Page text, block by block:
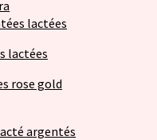
lactées
lactées
rose gold
argentés